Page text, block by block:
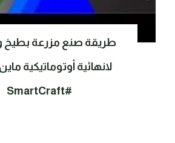
طريقة صنع مزرعة بطيخ
لانهائية أوتوماتيكية
#SmartCraft